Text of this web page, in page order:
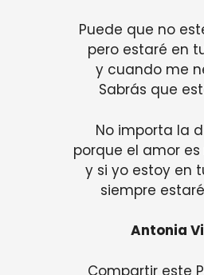
Puede que no
pero estaré en
y cuando me
Sabrás que
No importa la
porque el amor
y si yo estoy en
siempre
Antonia
Compartir este